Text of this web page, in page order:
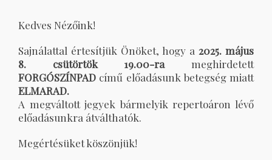
Kedves Nézőink!
Sajnálattal értesítjük Önöket, hogy a 2025. május
8. csütörtök 19.00-rameghirdetett
FORGÓSZÍNPAD című előadásunk betegség miatt
ELMARAD.
A megváltott jegyek bármelyik repertoáron lévő
előadásunkra átválthatók.
Megértésüket köszönjük!